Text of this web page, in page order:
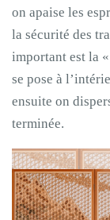
on apaise les
la sécurité des
important est la
se pose à
ensuite on
terminée.